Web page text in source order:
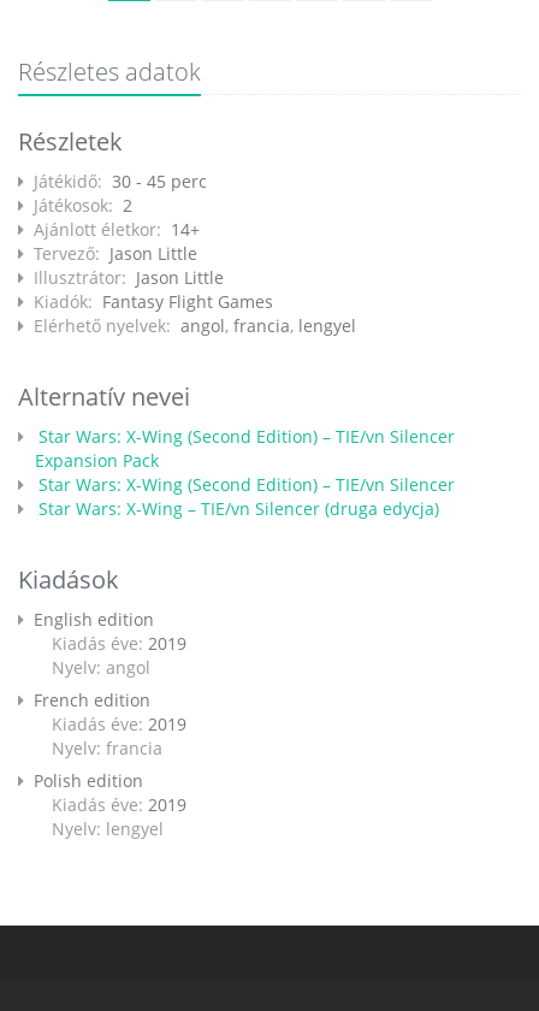
Részletes adatok
Részletek
Játékidő: 30 - 45 perc
Játékosok: 2
Ajánlott életkor: 14+
Tervező: Jason Little
Illusztrátor: Jason Little
Kiadók: Fantasy Flight Games
Elérhető nyelvek: angol, francia, lengyel
Alternatív nevei
Star Wars: X-Wing (Second Edition) – TIE/vn Silencer
Expansion Pack
Star Wars: X-Wing (Second Edition) – TIE/vn Silencer
Star Wars: X-Wing – TIE/vn Silencer (druga edycja)
Kiadások
English edition
Kiadás éve: 2019
Nyelv: angol
French edition
Kiadás éve: 2019
Nyelv: francia
Polish edition
Kiadás éve: 2019
Nyelv: lengyel